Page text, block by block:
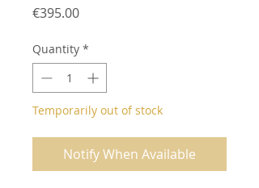
€395.00Price
Quantity *
Temporarily out of stock
Notify When Available